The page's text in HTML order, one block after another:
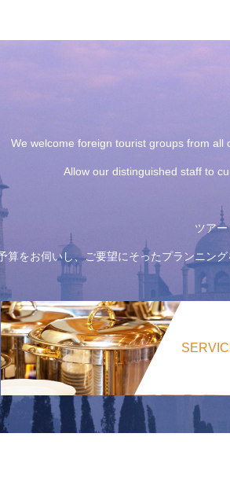
We welcome foreign tourist groups from all
Allow our distinguished staff to
ツア
算をお伺いし、ご要望にそったプランニン